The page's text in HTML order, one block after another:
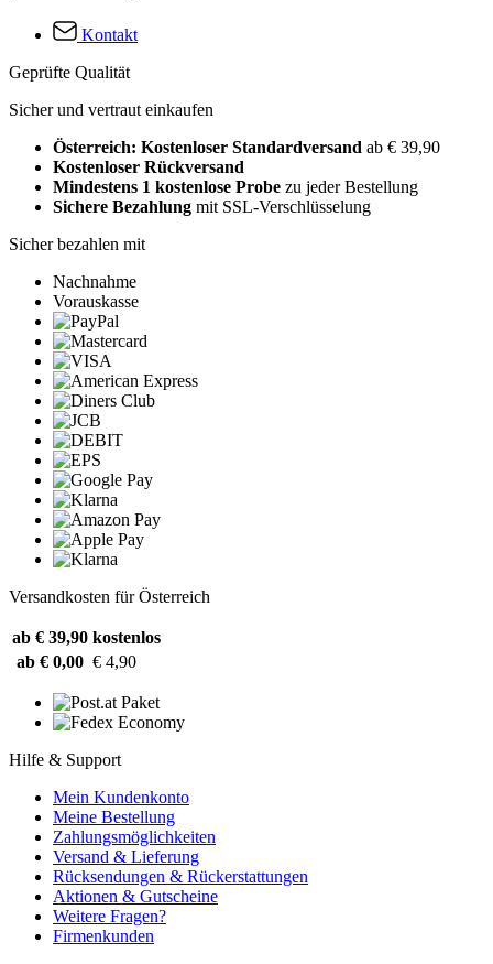
Kontakt
Geprüfte Qualität
Sicher und vertraut einkaufen
Österreich: Kostenloser Standardversand ab € 39,90
Kostenloser Rückversand
Mindestens 1 kostenlose Probe zu jeder Bestellung
Sichere Bezahlung mit SSL-Verschlüsselung
Sicher bezahlen mit
Nachnahme
Vorauskasse
Versandkosten für Österreich
ab € 39,90 kostenlos
ab € 0,00 € 4,90
Hilfe & Support
Mein Kundenkonto
Meine Bestellung
Zahlungsmöglichkeiten
Versand & Lieferung
Rücksendungen & Rückerstattungen
Aktionen & Gutscheine
Weitere Fragen?
Firmenkunden